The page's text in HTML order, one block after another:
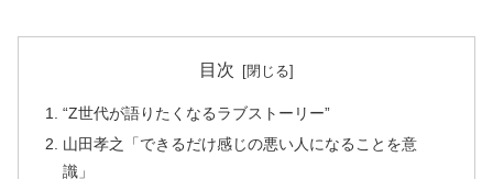
目次
“Z世代が語りたくなるラブストーリー”
山田孝之「できるだけ感じの悪い人になることを意
識」